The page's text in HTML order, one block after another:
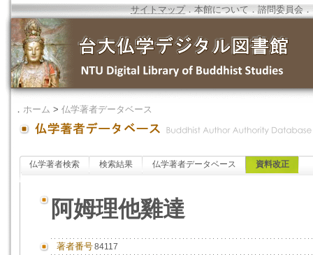
サイトマップ．本館について ．諮問委員会 ．
． ホーム > 仏学著者データベース
仏学著者検索 検索結果 仏学著者データベース 資料改正
阿姆理他雞達
著者番号84117